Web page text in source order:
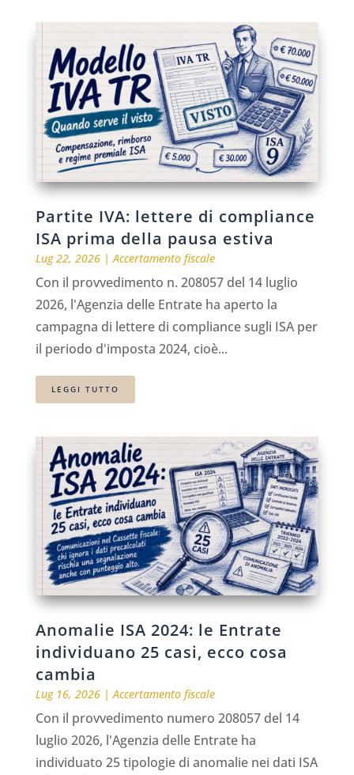
Partite IVA: lettere di compliance
ISA prima della pausa estiva
Lug 22, 2026| Accertamento fiscale
Con il provvedimento n. 208057 del 14 luglio
2026, l'Agenzia delle Entrate ha aperto la
campagna di lettere di compliance sugli ISA per
il periodo d'imposta 2024, cioè...
LEGGI TUTTO
Anomalie ISA 2024: le Entrate
individuano 25 casi, ecco cosa
cambia
Lug 16, 2026|Accertamento fiscale
Con il provvedimento numero 208057 del 14
luglio 2026, l'Agenzia delle Entrate ha
individuato 25 tipologie di anomalie nei dati ISA